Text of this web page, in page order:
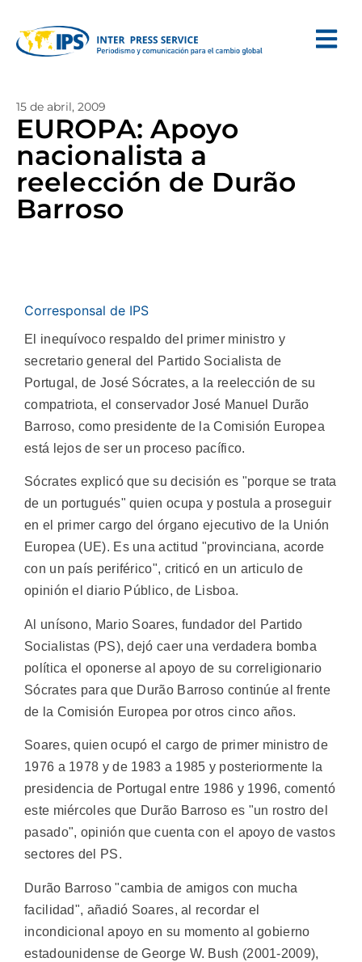
15 de abril, 2009
EUROPA: Apoyo
nacionalista a
reelección de Durão
Barroso
Corresponsal de IPS
El inequívoco respaldo del primer ministro y
secretario general del Partido Socialista de
Portugal, de José Sócrates, a la reelección de su
compatriota, el conservador José Manuel Durão
Barroso, como presidente de la Comisión Europea
está lejos de ser un proceso pacífico.
Sócrates explicó que su decisión es "porque se trata
de un portugués" quien ocupa y postula a proseguir
en el primer cargo del órgano ejecutivo de la Unión
Europea (UE). Es una actitud "provinciana, acorde
con un país periférico", criticó en un articulo de
opinión el diario Público, de Lisboa.
Al unísono, Mario Soares, fundador del Partido
Socialistas (PS), dejó caer una verdadera bomba
política el oponerse al apoyo de su correligionario
Sócrates para que Durão Barroso continúe al frente
de la Comisión Europea por otros cinco años.
Soares, quien ocupó el cargo de primer ministro de
1976 a 1978 y de 1983 a 1985 y posteriormente la
presidencia de Portugal entre 1986 y 1996, comentó
este miércoles que Durão Barroso es "un rostro del
pasado", opinión que cuenta con el apoyo de vastos
sectores del PS.
Durão Barroso "cambia de amigos con mucha
facilidad", añadió Soares, al recordar el
incondicional apoyo en su momento al gobierno
estadounidense de George W. Bush (2001-2009),